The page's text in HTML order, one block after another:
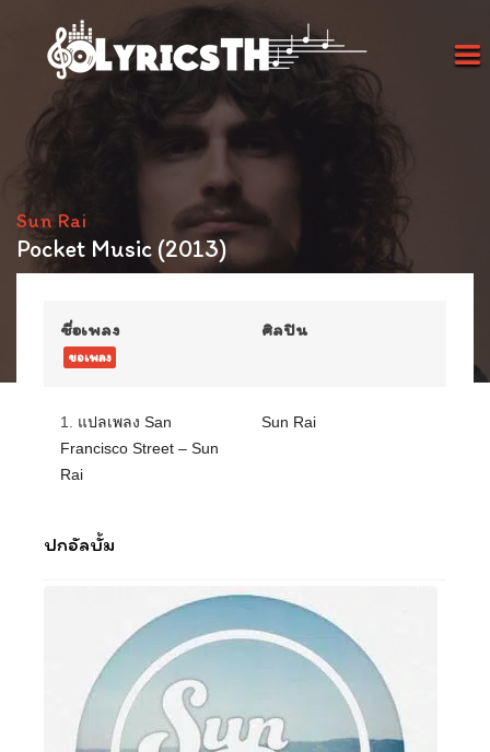
Sun Rai
Pocket Music (2013)
ชื่อเพลง
ขอเพลง
ศิลปิน
1. แปลเพลง San
Francisco Street – Sun
Rai
Sun Rai
ปกอัลบั้ม